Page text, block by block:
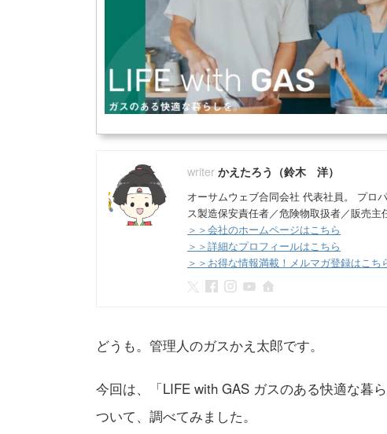
かえたろう（鈴木 洋）
オーサムウェブ合同会社 代表社員。 プロ
ス製造保安責任者／危険物取扱者／販売
＞＞会社のホームページはこちら
＞＞詳細なプロフィールはこちら
＞＞お得な情報満載！メルマガ登録はこち
どうも。管理人のガスかえ太郎です。
今回は、「LIFE with GAS ガスのある快適な暮
ついて、調べてみました。